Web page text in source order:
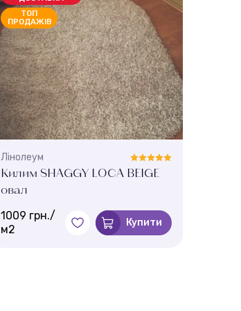
ТОП
ПРОДАЖІВ
Лінолеум
Килим SHAGGY LOCA BEIGE
овал
1009 грн./
м2
Купити